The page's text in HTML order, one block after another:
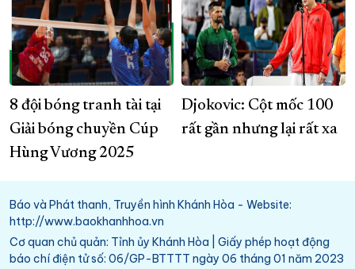
8 đội bóng tranh tài tại
Giải bóng chuyền Cúp
Hùng Vương 2025
Djokovic: Cột mốc 100
rất gần nhưng lại rất xa
Báo và Phát thanh, Truyền hình Khánh Hòa - Website:
http://www.baokhanhhoa.vn
Cơ quan chủ quản: Tỉnh ủy Khánh Hòa | Giấy phép hoạt động
báo chí điện tử số: 06/GP-BTTTT ngày 06 tháng 01 năm 2023